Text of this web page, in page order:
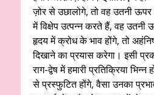
ज़ोर से उछालोगे, तो वह उतनी ऊपर
में विक्षेप उत्पन्न करते हैं, वह उतनी
हृदय में क्रोध के भाव होंगे, तो
दिखाने का प्रयास करेगा। इसी
राग-द्वेष में हमारी प्रतिक्रिया
से प्रस्फुटित होंगे, वैसा उनका